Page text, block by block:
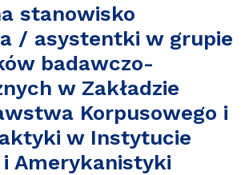
stanowisko
/ asystentki w grupie
badawczo-
w Zakładzie
Korpusowego i
w Instytucie
Amerykanistyki